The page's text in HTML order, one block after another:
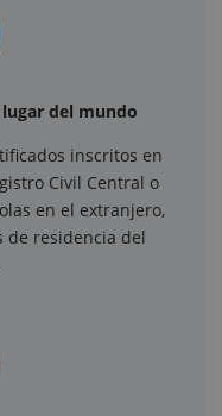
del mundo
inscritos en
Civil Central o
en el extranjero,
de residencia del